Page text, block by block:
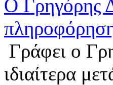
Ο Γρηγόρης
Γράφει ο
ιδιαίτερα